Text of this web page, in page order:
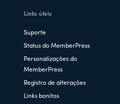
Links úteis
Suporte
Status do MemberPress
Personalizações do
MemberPress
Registro de alterações
Links bonitos